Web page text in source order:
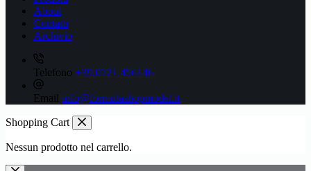
About
Contatti
Archivio
Telefono +39.0721.456146
Email info@formulashopmodel.it
Shopping Cart
Nessun prodotto nel carrello.